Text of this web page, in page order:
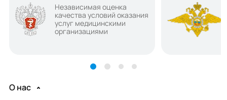
Независимая оценка
качества условий оказания
услуг медицинскими
организациями
О нас